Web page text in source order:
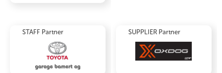
STAFF Partner SUPPLIER Partner